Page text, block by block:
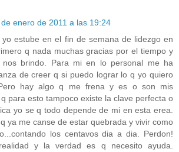
enero de 2011 a las 19:24
yo estube en el fin de semana de lidezgo en
q nada muchas gracias por el tiempo y
nos brindo. Para mi en lo personal me ha
de creer q si puedo lograr lo q yo quiero
hay algo q me frena y es o son mis
para esto tampoco existe la clave perfecta o
yo se q todo depende de mi en esta erea.
ya me canse de estar quebrada y vivir como
los centavos dia a dia. Perdon!
y la verdad es q necesito ayuda.